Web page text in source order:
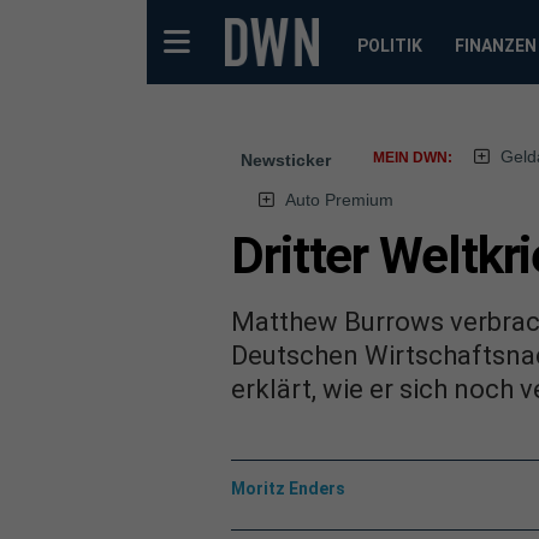
POLITIK FINANZEN
Newsticker MEIN DWN:
Auto Premium
Dritter
Matthew Burrows
Deutschen
erklärt, wie er sich noch
Moritz Enders